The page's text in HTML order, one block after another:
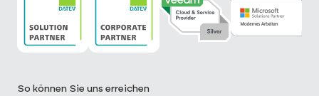
So können Sie uns erreichen